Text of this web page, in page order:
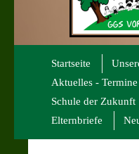
Startseite
Aktuelles - Termine
Schule der Zukunft
Elternbriefe